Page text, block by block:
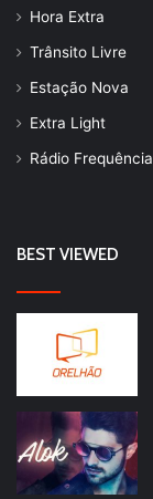
Hora Extra
Trânsito Livre
Estação Nova
Extra Light
Rádio Frequência
BEST VIEWED